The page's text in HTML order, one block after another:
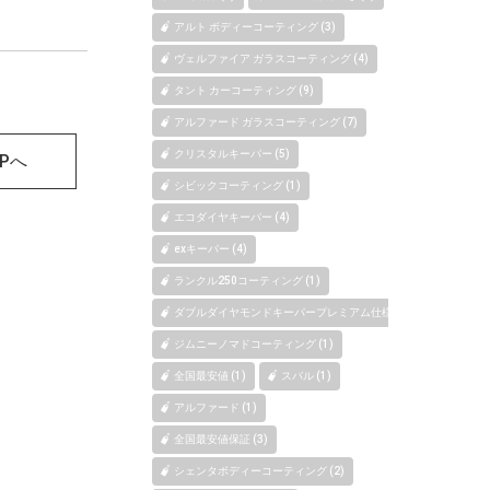
へ
アルト ボディーコーティング (3)
ヴェルファイア ガラスコーティング (4)
タント カーコーティング (9)
アルファード ガラスコーティング (7)
クリスタルキーパー (5)
シビックコーティング (1)
エコダイヤキーパー (4)
exキーパー (4)
ランクル250コーティング (1)
ダブルダイヤモンドキーパープレミアム仕様 (1)
ジムニーノマドコーティング (1)
全国最安値 (1) スバル (1)
アルファード (1)
全国最安値保証 (3)
シェンタボディーコーティング (2)